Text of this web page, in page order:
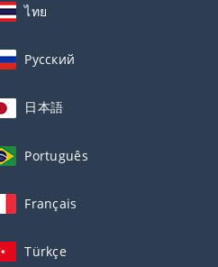
ไทย
Русский
日本語
Português
Français
Türkçe